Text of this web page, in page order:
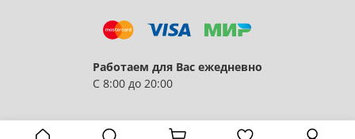
Работаем для Вас ежедневно
С 8:00 до 20:00